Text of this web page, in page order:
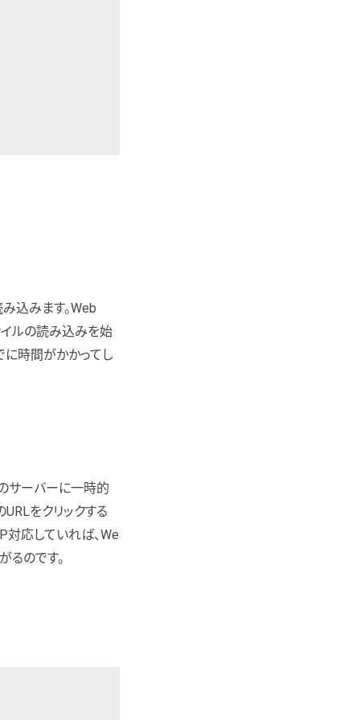
込みます。Web
ルの読み込みを始
に時間がかかってし
サーバーに一時的
をクリックする
応していれば、We
のです。